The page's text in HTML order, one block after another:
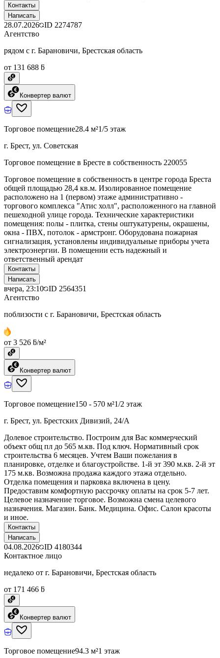
Контакты
Написать
28.07.2026 ID 2274787
Агентство
рядом с г. Барановичи, Брестская область
от 131 688 ƃ
Конвертер валют
Торговое помещение28.4 м²1/5 этаж
г. Брест, ул. Советская
Торговое помещение в Бресте в собственность 220055
Торговое помещение в собственность в центре города Бреста
общей площадью 28,4 кв.м. Изолированное помещение
расположено на 1 (первом) этаже административно -
торгового комплекса "Атис холл", расположенного на главной
пешеходной улице города. Технические характеристики
помещения: полы - плитка, стены оштукатурены, окрашены,
окна - ПВХ, потолок - армстронг. Оборудована пожарная
сигнализация, установлены индивидуальные приборы учета
электроэнергии. В помещении есть надежный и
ответственный арендат
Контакты
Написать
вчера, 23:10 ID 2564351
Агентство
поблизости с г. Барановичи, Брестская область
от 3 526 ƃ/м²
Конвертер валют
Торговое помещение150 - 570 м²1/2 этаж
г. Брест, ул. Брестских Дивизий, 24/А
Долевое строительство. Построим для Вас коммерческий
объект общ пл до 565 м.кв. Под ключ. Нормативный срок
строительства 6 месяцев. Учтем Ваши пожелания в
планировке, отделке и благоустройстве. 1-й эт 390 м.кв. 2-й эт
175 м.кв. Возможна продажа каждого этажа отдельно.
Отделка помещения и парковка включена в цену.
Предоставим комфортную рассрочку оплаты на срок 5-7 лет.
Целевое назначение торговое. Возможна смена целевого
назначения. Магазин. Банк. Медицина. Офис. Салон красоты
и иное.
Контакты
Написать
04.08.2026 ID 4180344
Контактное лицо
недалеко от г. Барановичи, Брестская область
от 171 466 ƃ
Конвертер валют
Торговое помещение94.3 м²1 этаж